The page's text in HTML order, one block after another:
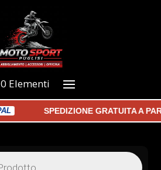
0 Elementi
SPEDIZIONE GRATUITA A